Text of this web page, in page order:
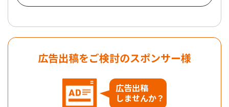
広告出稿をご検討のスポンサー様
広告出稿
しませんか？